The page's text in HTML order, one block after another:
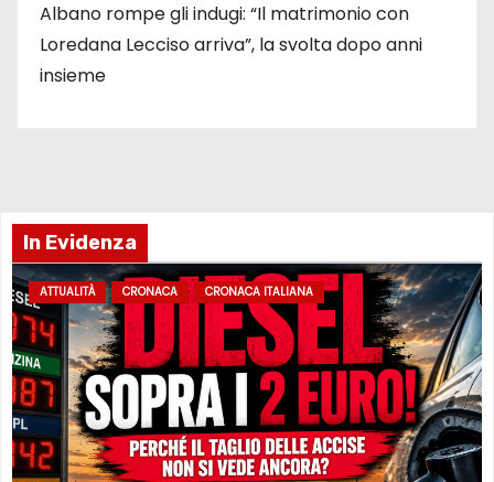
Albano rompe gli indugi: “Il matrimonio con
Loredana Lecciso arriva”, la svolta dopo anni
insieme
In Evidenza
ATTUALITÀ CRONACA CRONACA ITALIANA